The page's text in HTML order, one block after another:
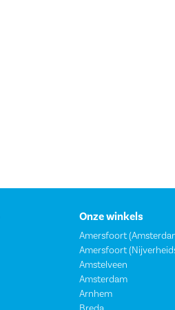
Onze winkels
Amersfoort
Amersfoort
Amstelveen
Amsterdam
Arnhem